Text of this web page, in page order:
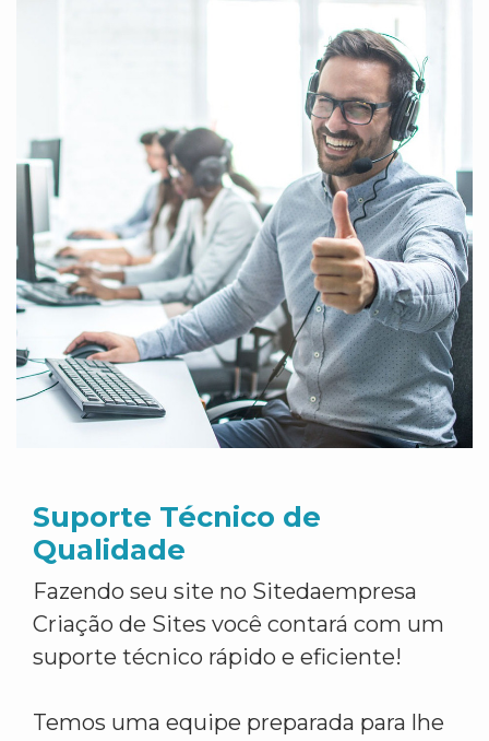
Suporte Técnico de
Qualidade
Fazendo seu site no Sitedaempresa
Criação de Sites você contará com um
suporte técnico rápido e eficiente!
Temos uma equipe preparada para lhe